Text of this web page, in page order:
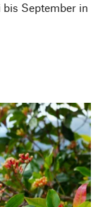
bis September in